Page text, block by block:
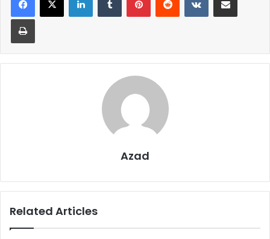
Print
Azad
Related Articles